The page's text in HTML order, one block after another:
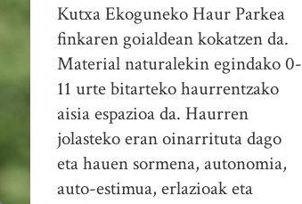
Kutxa Ekoguneko Haur Parkea
finkaren goialdean kokatzen da.
Material naturalekin egindako 0-
11 urte bitarteko haurrentzako
aisia espazioa da. Haurren
jolasteko eran oinarrituta dago
eta hauen sormena, autonomia,
auto-estimua, erlazioak eta